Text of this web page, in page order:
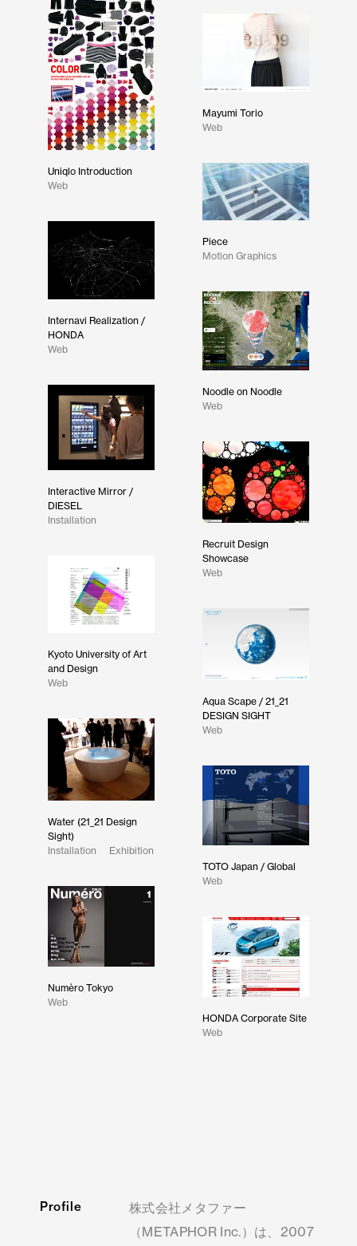
Uniqlo Introduction
Web
Mayumi Torio
Web
Piece
Motion Graphics
Internavi Realization /
HONDA
Web
Noodle on Noodle
Web
Interactive Mirror /
DIESEL
Installation
Recruit Design
Showcase
Web
Kyoto University of Art
and Design
Web
Aqua Scape / 21_21
DESIGN SIGHT
Web
Water (21_21 Design
Sight)
Installation
Exhibition
TOTO Japan / Global
Web
Numèro Tokyo
Web
HONDA Corporate Site
Web
Profile
株式会社メタファー
（METAPHOR Inc.）は、2007